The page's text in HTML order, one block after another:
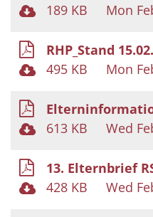
189 KB
Mon
RHP_Stand
495 KB
Mon
613 KB
Wed
13. Elternbrief
428 KB
Wed